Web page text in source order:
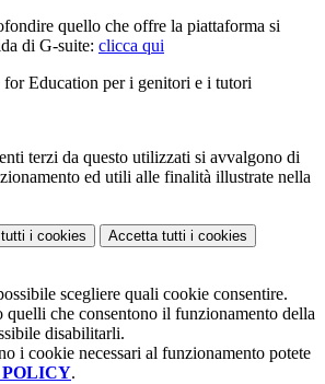
quello che offre la piattaforma si
di G-suite: clicca qui
Education per i genitori e i tutori
terzi da questo utilizzati si avvalgono di
ed utili alle finalità illustrate nella
i cookies Accetta tutti i cookies
scegliere quali cookie consentire.
quelli che consentono il funzionamento della
disabilitarli.
i cookie necessari al funzionamento potete
.